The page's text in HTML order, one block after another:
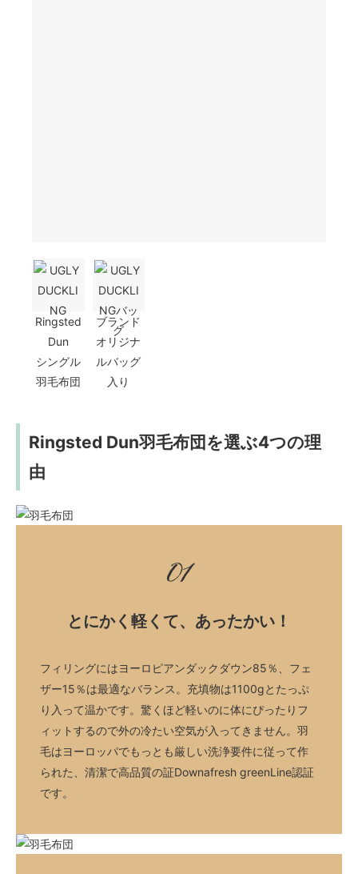
Ringsted
Dun
シングル
羽毛布団
ブランド
オリジナ
ルバッグ
入り
Ringsted Dun羽毛布団を選ぶ4つの理
由
01
とにかく軽くて、あったかい！
フィリングにはヨーロピアンダックダウン85％、フェ
ザー15％は最適なバランス。充填物は1100gとたっぷ
り入って温かです。驚くほど軽いのに体にぴったりフ
ィットするので外の冷たい空気が入ってきません。羽
毛はヨーロッパでもっとも厳しい洗浄要件に従って作
られた、清潔で高品質の証Downafresh greenLine認証
です。